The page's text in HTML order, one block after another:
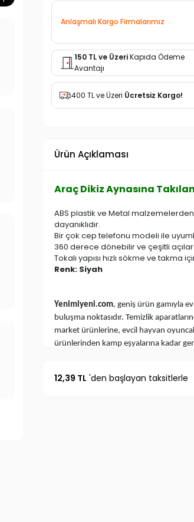
Anlaşmalı Kargo Firmalarımız
150 TL ve ÜzeriKapıda Ödeme
Avantajı
400 TL ve Üzeri Ücretsiz Kargo!
Ürün Açıklaması
Araç Dikiz Aynasına
ABS plastik ve Metal
dayanıklıdır.
Bir çok cep telefonu modeli ile
360 derece dönebilir ve çeşitli
Tokalı yapısı hızlı sökme ve takma
Renk: Siyah
Yenimiyeni.com, geniş ürün gamıyla
buluşma noktasıdır. Temizlik
market ürünlerine, evcil hayvan
ürünlerinden kamp eşyalarına kadar
altında sizleri bekliyor. Renkli ve
12,39 TL 'den başlayan taksitlerle